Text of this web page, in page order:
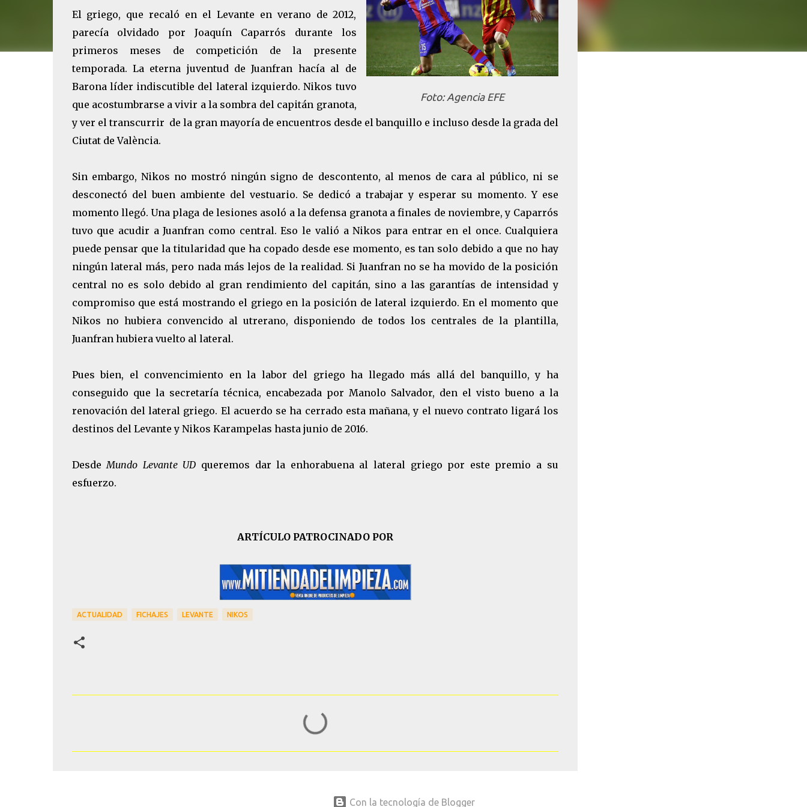
Foto: Agencia EFE
El griego, que recaló en el Levante en verano de 2012,
parecía olvidado por Joaquín Caparrós durante los
primeros meses de competición de la presente
temporada. La eterna juventud de Juanfran hacía al de
Barona líder indiscutible del lateral izquierdo. Nikos tuvo
que acostumbrarse a vivir a la sombra del capitán granota,
y ver el transcurrir de la gran mayoría de encuentros desde el banquillo e incluso desde la grada del
Ciutat de València.
Sin embargo, Nikos no mostró ningún signo de descontento, al menos de cara al público, ni se
desconectó del buen ambiente del vestuario. Se dedicó a trabajar y esperar su momento. Y ese
momento llegó. Una plaga de lesiones asoló a la defensa granota a finales de noviembre, y Caparrós
tuvo que acudir a Juanfran como central. Eso le valió a Nikos para entrar en el once. Cualquiera
puede pensar que la titularidad que ha copado desde ese momento, es tan solo debido a que no hay
ningún lateral más, pero nada más lejos de la realidad. Si Juanfran no se ha movido de la posición
central no es solo debido al gran rendimiento del capitán, sino a las garantías de intensidad y
compromiso que está mostrando el griego en la posición de lateral izquierdo. En el momento que
Nikos no hubiera convencido al utrerano, disponiendo de todos los centrales de la plantilla,
Juanfran hubiera vuelto al lateral.
Pues bien, el convencimiento en la labor del griego ha llegado más allá del banquillo, y ha
conseguido que la secretaría técnica, encabezada por Manolo Salvador, den el visto bueno a la
renovación del lateral griego. El acuerdo se ha cerrado esta mañana, y el nuevo contrato ligará los
destinos del Levante y Nikos Karampelas hasta junio de 2016.
DesdeMundo Levante UD queremos dar la enhorabuena al lateral griego por este premio a su
esfuerzo.
ARTÍCULO PATROCINADO POR
ACTUALIDAD FICHAJES LEVANTE NIKOS
Con la tecnología de Blogger